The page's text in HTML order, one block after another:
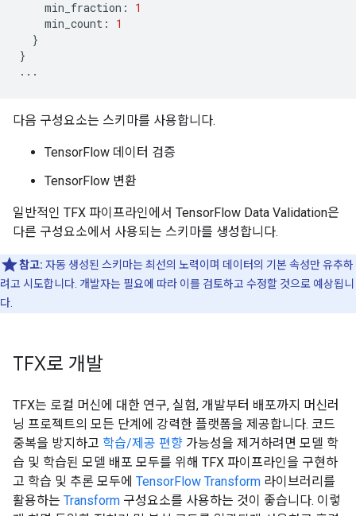
min_fraction :
1
min_count :
1
}
}
...
다음 구성요소는 스키마를 사용합니다.
TensorFlow 데이터 검증
TensorFlow 변환
일반적인 TFX 파이프라인에서 TensorFlow Data Validation은
다른 구성요소에서 사용되는 스키마를 생성합니다.
참고: 자동 생성된 스키마는 최선의 노력이며 데이터의 기본 속성만 유추하
려고 시도합니다. 개발자는 필요에 따라 이를 검토하고 수정할 것으로 예상됩니
다.
TFX로 개발
TFX는 로컬 머신에 대한 연구, 실험, 개발부터 배포까지 머신러
닝 프로젝트의 모든 단계에 강력한 플랫폼을 제공합니다. 코드
중복을 방지하고 학습/제공 편향 가능성을 제거하려면 모델 학
습 및 학습된 모델 배포 모두를 위해 TFX 파이프라인을 구현하
고 학습 및 추론 모두에 TensorFlow Transform 라이브러리를
활용하는 Transform 구성요소를 사용하는 것이 좋습니다. 이렇